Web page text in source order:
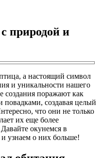
природой и
а настоящий символ
и уникальности нашего
создания поражают как
создавая целый
что они не только
их еще более
окунемся в
узнаем о них больше!